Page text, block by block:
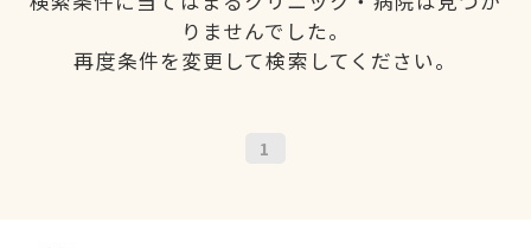
りませんでした。
再度条件を変更して検索してください。
1